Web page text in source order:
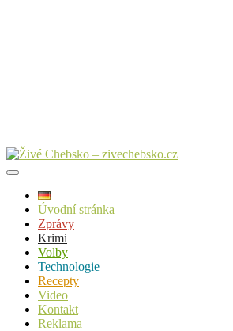
Úvodní stránka
Zprávy
Krimi
Volby
Technologie
Recepty
Video
Kontakt
Reklama